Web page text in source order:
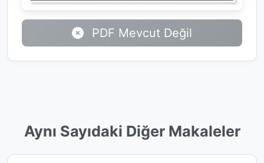
PDF Mevcut Değil
Aynı Sayıdaki Diğer Makaleler